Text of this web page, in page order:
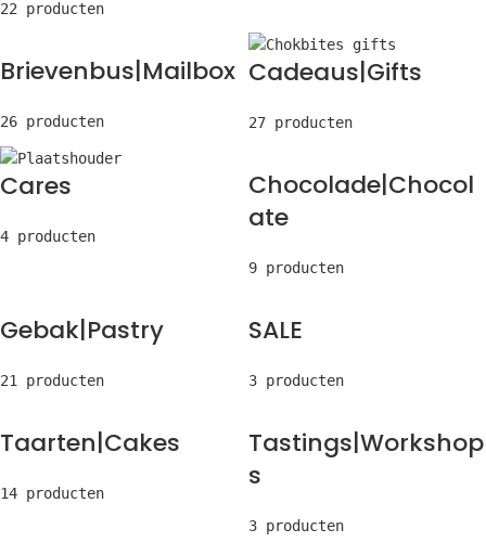
22 producten
Brievenbus|Mailbox
26 producten
Cadeaus|Gifts
27 producten
Cares
4 producten
Chocolade|Chocol
ate
9 producten
Gebak|Pastry
21 producten
SALE
3 producten
Taarten|Cakes
14 producten
Tastings|Workshop
s
3 producten